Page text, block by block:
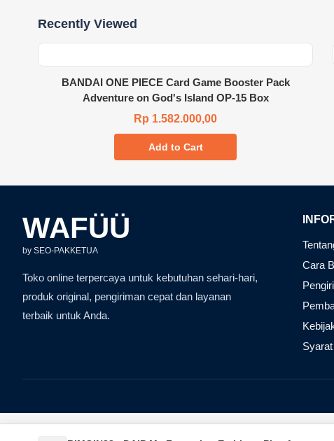
Recently Viewed
BANDAI ONE PIECE Card Game Booster Pack
Adventure on God's Island OP-15 Box
Rp 1.582.000,00
Add to Cart
WAFÜÜ
by SEO-PAKKETUA
Toko online terpercaya untuk kebutuhan sehari-hari,
produk original, pengiriman cepat dan layanan
terbaik untuk Anda.
Cara